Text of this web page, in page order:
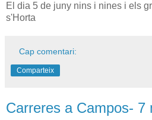
El dia 5 de juny nins i nines i els
s'Horta
Cap comentari:
Comparteix
Carreres a Campos- 7